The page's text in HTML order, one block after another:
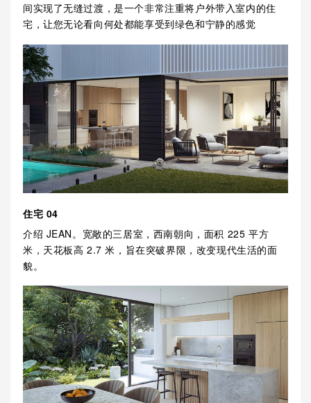
间实现了无缝过渡，是一个非常注重将户外带入室内的住
宅，让您无论看向何处都能享受到绿色和宁静的感觉
住宅 04
介绍 JEAN。宽敞的三居室，西南朝向，面积 225 平方
米，天花板高 2.7 米，旨在突破界限，改变现代生活的面
貌。